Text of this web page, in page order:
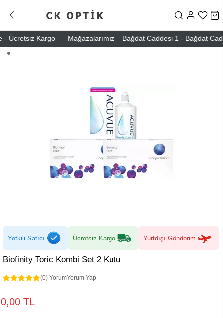
Kargo Mağazalarımız – Bağdat Caddesi 1 - Bağdat
Yetkili Satıcı Ücretsiz Kargo Yurtdışı Gönderim
Biofinity Toric Kombi Set 2 Kutu
(0) YorumYorum Yap
0,00 TL